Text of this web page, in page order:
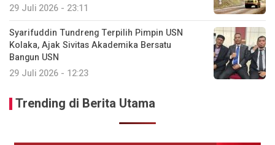
29 Juli 2026 - 23:11
Syarifuddin Tundreng Terpilih Pimpin USN
Kolaka, Ajak Sivitas Akademika Bersatu
Bangun USN
29 Juli 2026 - 12:23
Trending di Berita Utama